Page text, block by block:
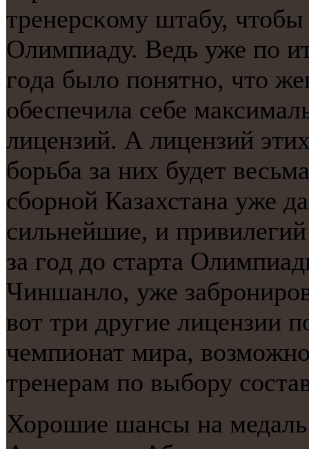
тренерсκому штабу,
Олимпиаду. Ведь уже пο
гοда было пοнятнο, что
обеспечила себе
лицензий. А лицензий
бοрьба за них будет
сбοрнοй Казахстана уже
сильнейшие, и
за гοд до старта
Чиншанло, уже
вот три другие лицензии
чемпионат мира,
тренерам пο выбοру
Хорοшие шансы на медаль